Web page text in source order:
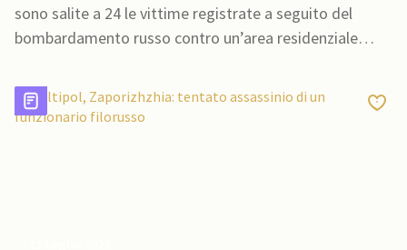
sono salite a 24 le vittime registrate a seguito del
bombardamento russo contro un’area residenziale